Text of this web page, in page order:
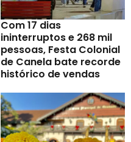
Com 17 dias
ininterruptos e 268 mil
pessoas, Festa Colonial
de Canela bate recorde
histórico de vendas